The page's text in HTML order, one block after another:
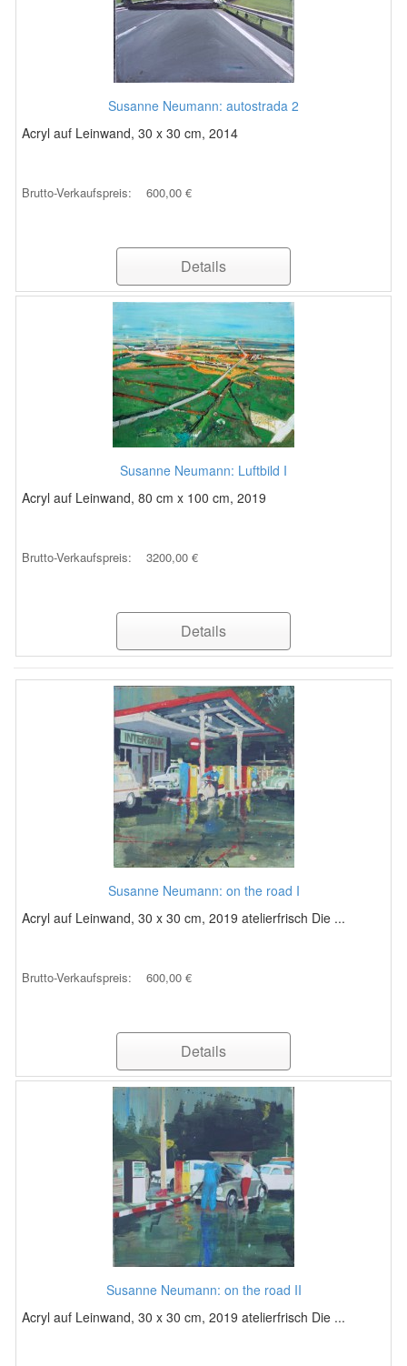
Susanne Neumann: autostrada 2
Acryl auf Leinwand, 30 x 30 cm, 2014
Brutto-Verkaufspreis: 600,00 €
Details
Susanne Neumann: Luftbild I
Acryl auf Leinwand, 80 cm x 100 cm, 2019
Brutto-Verkaufspreis: 3200,00 €
Details
Susanne Neumann: on the road I
Acryl auf Leinwand, 30 x 30 cm, 2019 atelierfrisch Die ...
Brutto-Verkaufspreis: 600,00 €
Details
Susanne Neumann: on the road II
Acryl auf Leinwand, 30 x 30 cm, 2019 atelierfrisch Die ...